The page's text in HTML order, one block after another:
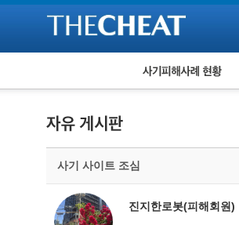
피해사례 현황
유해사이트 목록
비공개 피해사례
워킹홀리데이 피해사례
사기 사이트 조심
진지한로봇(피해회원)